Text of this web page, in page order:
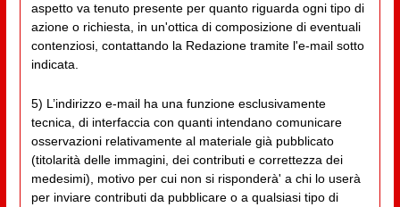
aspetto va tenuto presente per quanto riguarda ogni tipo di
azione o richiesta, in un'ottica di composizione di eventuali
contenziosi, contattando la Redazione tramite l'e-mail sotto
indicata.
5) L’indirizzo e-mail ha una funzione esclusivamente
tecnica, di interfaccia con quanti intendano comunicare
osservazioni relativamente al materiale già pubblicato
(titolarità delle immagini, dei contributi e correttezza dei
medesimi), motivo per cui non si risponderà' a chi lo userà
per inviare contributi da pubblicare o a qualsiasi tipo di